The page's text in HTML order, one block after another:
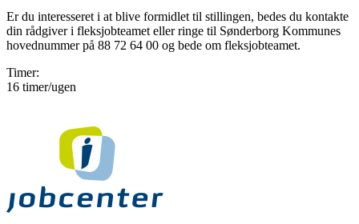
Er du interesseret i at blive formidlet til stillingen, bedes du kontakte
din rådgiver i fleksjobteamet eller ringe til Sønderborg Kommunes
hovednummer på 88 72 64 00 og bede om fleksjobteamet.
Timer:
16 timer/ugen